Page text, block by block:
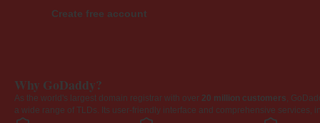
Create free account
Why GoDaddy?
As the world's largest domain registrar with over 20 million customers,
a wide range of TLDs. Its user-friendly interface and comprehensive